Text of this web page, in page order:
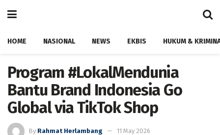
HOME NASIONAL NEWS EKBIS HUKUM &
Program #LokalMendunia
Bantu Brand Indonesia Go
Global via TikTok Shop
By Rahmat Herlambang 11 May 2026